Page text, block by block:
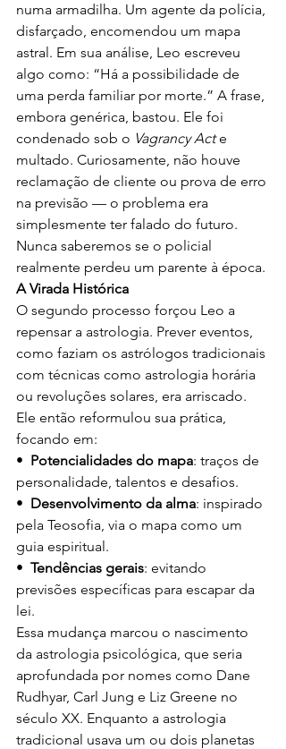
numa armadilha. Um agente da polícia,
disfarçado, encomendou um mapa
astral. Em sua análise, Leo escreveu
algo como: “Há a possibilidade de
uma perda familiar por morte.” A frase,
embora genérica, bastou. Ele foi
condenado sob o Vagrancy Act e
multado. Curiosamente, não houve
reclamação de cliente ou prova de erro
na previsão — o problema era
simplesmente ter falado do futuro.
Nunca saberemos se o policial
realmente perdeu um parente à época.
A Virada Histórica
O segundo processo forçou Leo a
repensar a astrologia. Prever eventos,
como faziam os astrólogos tradicionais
com técnicas como astrologia horária
ou revoluções solares, era arriscado.
Ele então reformulou sua prática,
focando em:
• Potencialidades do mapa: traços de
personalidade, talentos e desafios.
• Desenvolvimento da alma: inspirado
pela Teosofia, via o mapa como um
guia espiritual.
• Tendências gerais: evitando
previsões específicas para escapar da
lei.
Essa mudança marcou o nascimento
da astrologia psicológica, que seria
aprofundada por nomes como Dane
Rudhyar, Carl Jung e Liz Greene no
século XX. Enquanto a astrologia
tradicional usava um ou dois planetas